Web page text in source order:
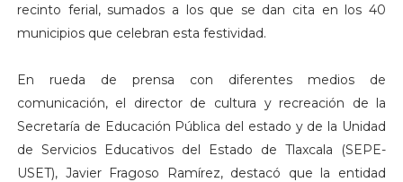
recinto ferial, sumados a los que se dan cita en los 40
municipios que celebran esta festividad.
En rueda de prensa con diferentes medios de
comunicación, el director de cultura y recreación de la
Secretaría de Educación Pública del estado y de la Unidad
de Servicios Educativos del Estado de Tlaxcala (SEPE-
USET), Javier Fragoso Ramírez, destacó que la entidad